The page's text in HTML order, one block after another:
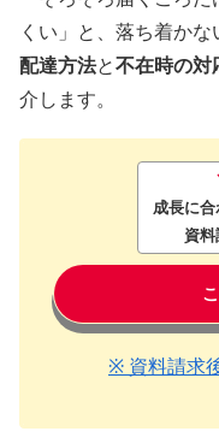
くい」と、落ち着かな
配達方法と不在時の対
介します。
成長に合
資
※ 資料請求